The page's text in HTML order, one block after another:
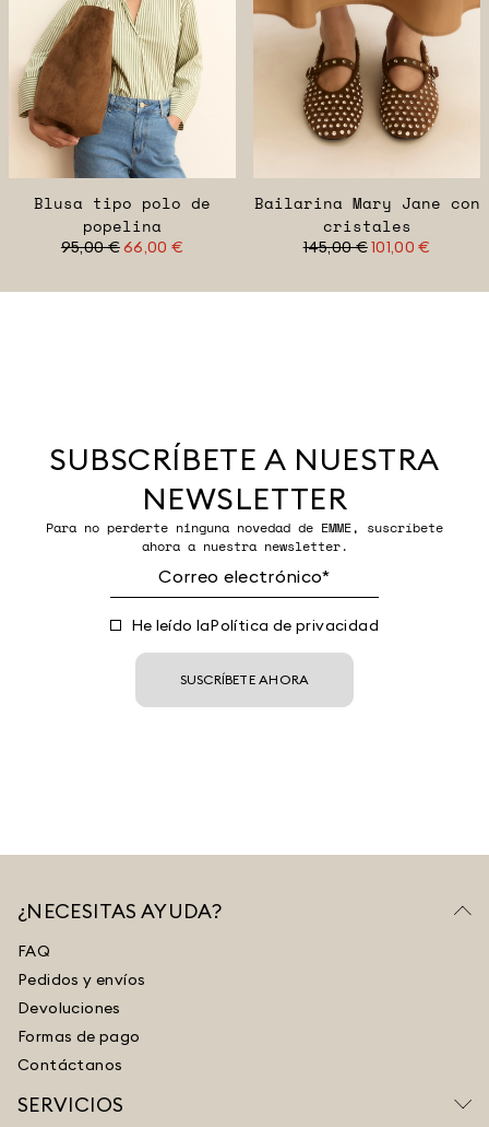
Blusa tipo polo de
popelina
95,00 €66,00 €
Bailarina Mary Jane con
cristales
145,00 €101,00 €
SUBSCRÍBETE A NUESTRA
NEWSLETTER
Para no perderte ninguna novedad de EMME, suscríbete
ahora a nuestra newsletter.
He leído laPolítica de privacidad
SUSCRÍBETE AHORA
¿NECESITAS AYUDA?
FAQ
Pedidos y envíos
Devoluciones
Formas de pago
Contáctanos
SERVICIOS